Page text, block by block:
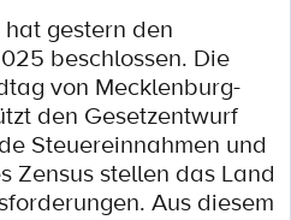
gestern den
beschlossen. Die
von Mecklenburg-
den Gesetzentwurf
Steuereinnahmen und
Zensus stellen das Land
Aus diesem